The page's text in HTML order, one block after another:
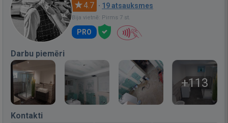
4.7 · 19 atsauksmes
Bija vietnē: Pirms 7 st.
PRO
Darbu piemēri
+113
Kontakti